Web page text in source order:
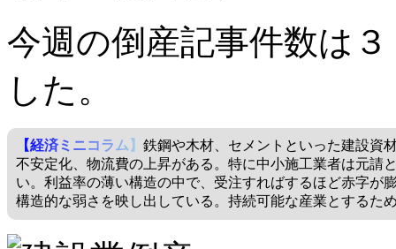
今週の倒産記事件数は
した。
【経済ミニコラム】 鉄鋼や木材、セメントといった建設資
不安定化、物流費の上昇がある。特に中小施工業者は元請
い。利益率の薄い構造の中で、受注すればするほど赤字が
構造的な弱さを映し出している。持続可能な産業とするた